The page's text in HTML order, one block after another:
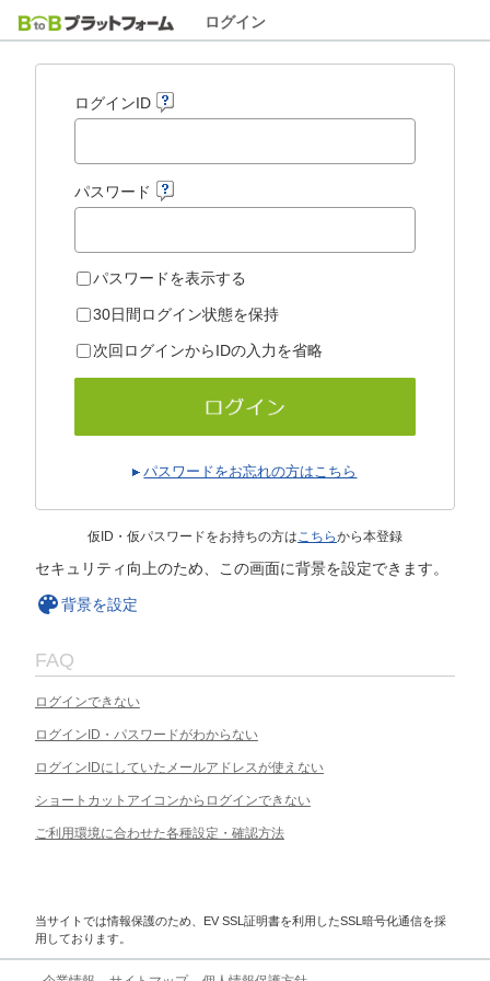
ログイン
ログインID
パスワード
パスワードを表示する
30日間ログイン状態を保持
次回ログインからIDの入力を省略
パスワードをお忘れの方はこちら
仮ID・仮パスワードをお持ちの方はこちらから本登録
セキュリティ向上のため、この画面に背景を設定できます。
背景を設定
FAQ
ログインできない
ログインID・パスワードがわからない
ログインIDにしていたメールアドレスが使えない
ショートカットアイコンからログインできない
ご利用環境に合わせた各種設定・確認方法
当サイトでは情報保護のため、EV SSL証明書を利用したSSL暗号化通信を採
用しております。